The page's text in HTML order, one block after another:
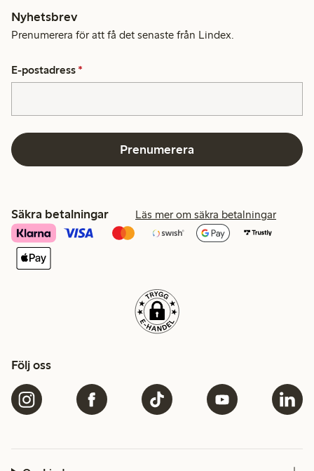
Nyhetsbrev
Prenumerera för att få det senaste från Lindex.
E-postadress *
Prenumerera
Säkra betalningar Läs mer om säkra betalningar
Följ oss